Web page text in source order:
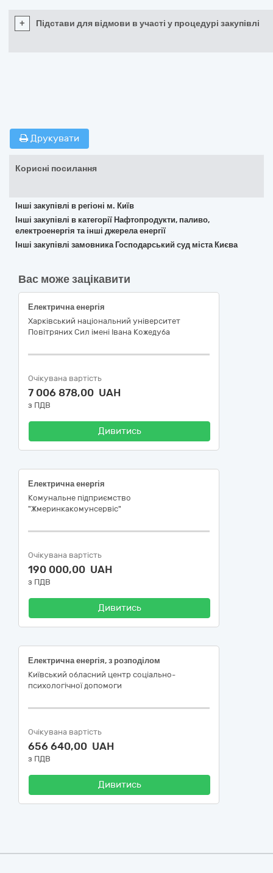
+ Підстави для відмови в участі у процедурі закупівлі
Друкувати
Корисні посилання
Інші закупівлі в регіоні м. Київ
Інші закупівлі в категорії Нафтопродукти, паливо,
електроенергія та інші джерела енергії
Інші закупівлі замовника Господарський суд міста Києва
Вас може зацікавити
Електрична енергія
Харківський національний університет
Повітряних Сил імені Івана Кожедуба
Очікувана вартість
7 006 878,00 UAH
з ПДВ
Дивитись
Електрична енергія
Комунальне підприємство
"Жмеринкакомунсервіс"
Очікувана вартість
190 000,00 UAH
з ПДВ
Дивитись
Електрична енергія, з розподілом
Київський обласний центр соціально-
психологічної допомоги
Очікувана вартість
656 640,00 UAH
з ПДВ
Дивитись